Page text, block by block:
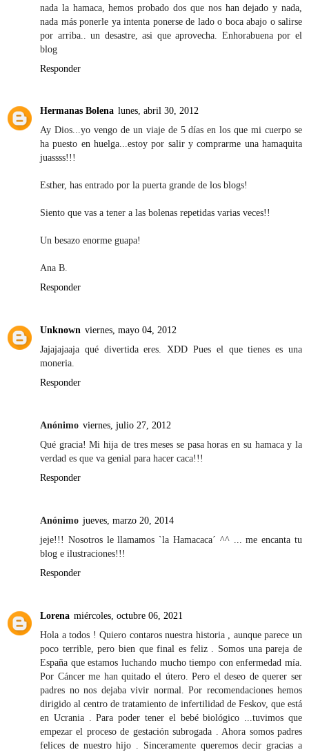
nada la hamaca, hemos probado dos que nos han dejado y nada,
nada más ponerle ya intenta ponerse de lado o boca abajo o salirse
por arriba.. un desastre, asi que aprovecha. Enhorabuena por el
blog
Responder
Hermanas Bolena lunes, abril 30, 2012
Ay Dios...yo vengo de un viaje de 5 días en los que mi cuerpo se
ha puesto en huelga...estoy por salir y comprarme una hamaquita
juassss!!!
Esther, has entrado por la puerta grande de los blogs!
Siento que vas a tener a las bolenas repetidas varias veces!!
Un besazo enorme guapa!
Ana B.
Responder
Unknown viernes, mayo 04, 2012
Jajajajaaja qué divertida eres. XDD Pues el que tienes es una
moneria.
Responder
Anónimo viernes, julio 27, 2012
Qué gracia! Mi hija de tres meses se pasa horas en su hamaca y la
verdad es que va genial para hacer caca!!!
Responder
Anónimo jueves, marzo 20, 2014
jeje!!! Nosotros le llamamos `la Hamacaca´ ^^ ... me encanta tu
blog e ilustraciones!!!
Responder
Lorena miércoles, octubre 06, 2021
Hola a todos ! Quiero contaros nuestra historia , aunque parece un
poco terrible, pero bien que final es feliz . Somos una pareja de
España que estamos luchando mucho tiempo con enfermedad mía.
Por Cáncer me han quitado el útero. Pero el deseo de querer ser
padres no nos dejaba vivir normal. Por recomendaciones hemos
dirigido al centro de tratamiento de infertilidad de Feskov, que está
en Ucrania . Para poder tener el bebé biológico ...tuvimos que
empezar el proceso de gestación subrogada . Ahora somos padres
felices de nuestro hijo . Sinceramente queremos decir gracias a